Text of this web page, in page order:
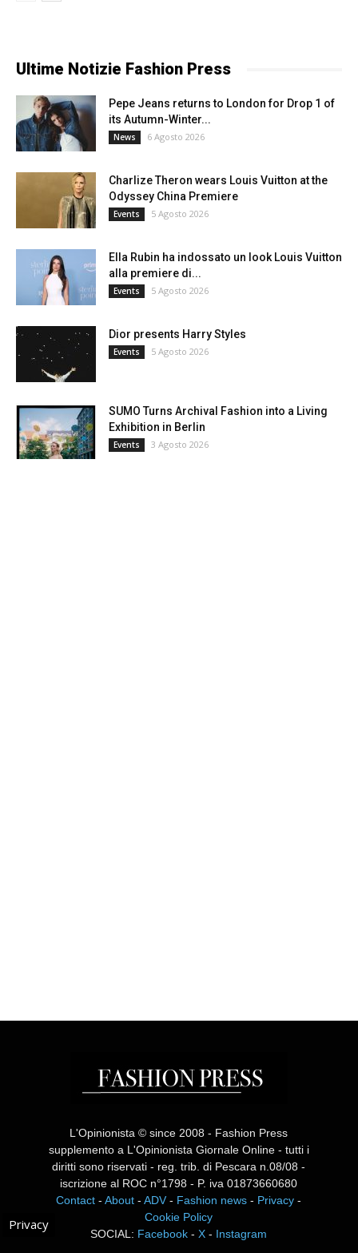
Ultime Notizie Fashion Press
Pepe Jeans returns to London for Drop 1 of
its Autumn-Winter...
News 6 Agosto 2026
Charlize Theron wears Louis Vuitton at the
Odyssey China Premiere
Events 5 Agosto 2026
Ella Rubin ha indossato un look Louis Vuitton
alla premiere di...
Events 5 Agosto 2026
Dior presents Harry Styles
Events 5 Agosto 2026
SUMO Turns Archival Fashion into a Living
Exhibition in Berlin
Events 3 Agosto 2026
L'Opinionista © since 2008 - Fashion Press
supplemento a L'Opinionista Giornale Online - tutti i
diritti sono riservati - reg. trib. di Pescara n.08/08 -
iscrizione al ROC n°1798 - P. iva 01873660680
Contact -About -ADV - Fashion news - Privacy -
Cookie Policy
SOCIAL: Facebook -X - Instagram
Privacy